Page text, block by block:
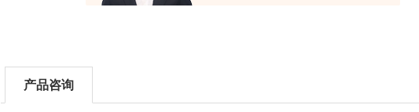
产品咨询